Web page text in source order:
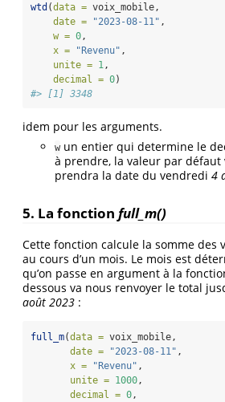
wtd (data = voix_mobile,
date =
"2023-08-11" ,
w = 0,
x =
"Revenu" ,
unite = 1,
decimal = 0)
#> [1] 3348
idem pour les arguments.
w un entier qui determine le
à prendre, la valeur par défaut
prendra la date du vendredi 4
5. La fonction full_m()
Cette fonction calcule la somme des
au cours d’un mois. Le mois est
qu’on passe en argument à la
dessous va nous renvoyer le total
août 2023 :
full_m(data = voix_mobile,
date =
"2023-08-11" ,
x =
"Revenu" ,
unite = 1000 ,
decimal = 0 ,